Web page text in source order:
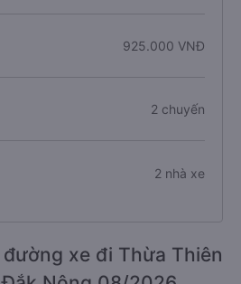
925.000 VNĐ
2 chuyến
2 nhà xe
xe đi Thừa Thiên